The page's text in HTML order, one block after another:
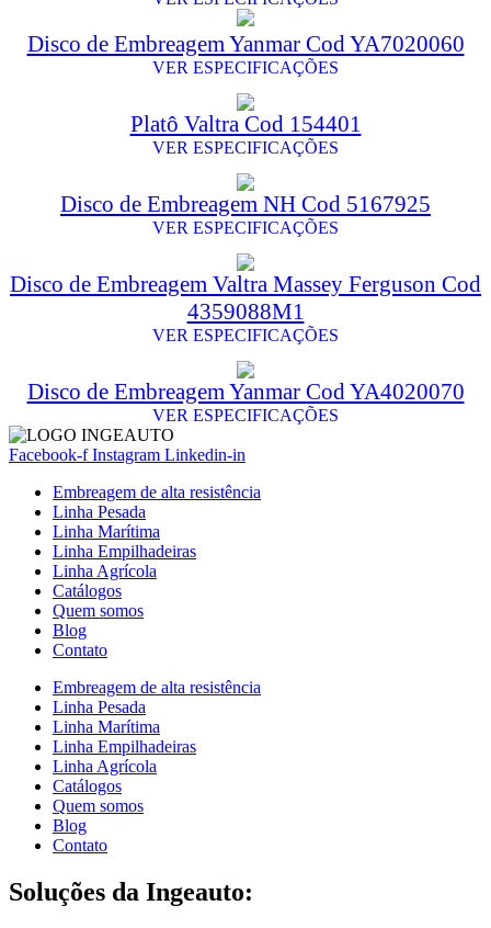
Disco de Embreagem Yanmar Cod YA7020060
VER ESPECIFICAÇÕES
Platô Valtra Cod 154401
VER ESPECIFICAÇÕES
Disco de Embreagem NH Cod 5167925
VER ESPECIFICAÇÕES
Disco de Embreagem Valtra Massey Ferguson Cod
4359088M1
VER ESPECIFICAÇÕES
Disco de Embreagem Yanmar Cod YA4020070
VER ESPECIFICAÇÕES
Facebook-f Instagram Linkedin-in
Embreagem de alta resistência
Linha Pesada
Linha Marítima
Linha Empilhadeiras
Linha Agrícola
Catálogos
Quem somos
Blog
Contato
Embreagem de alta resistência
Linha Pesada
Linha Marítima
Linha Empilhadeiras
Linha Agrícola
Catálogos
Quem somos
Blog
Contato
Soluções da Ingeauto: